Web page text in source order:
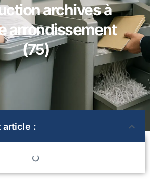
archives à
arrondissement
(75)
article :